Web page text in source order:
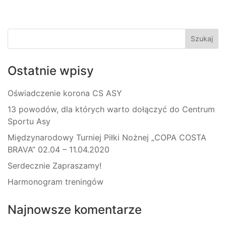
Ostatnie wpisy
Oświadczenie korona CS ASY
13 powodów, dla których warto dołączyć do Centrum
Sportu Asy
Międzynarodowy Turniej Piłki Nożnej „COPA COSTA
BRAVA” 02.04 – 11.04.2020
Serdecznie Zapraszamy!
Harmonogram treningów
Najnowsze komentarze